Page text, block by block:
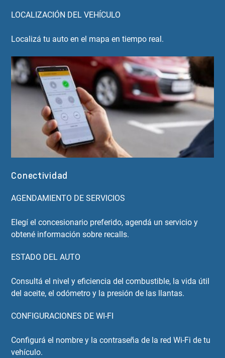
LOCALIZACIÓN DEL VEHÍCULO
Localizá tu auto en el mapa en tiempo real.
Conectividad
AGENDAMIENTO DE SERVICIOS
Elegí el concesionario preferido, agendá un servicio y
obtené información sobre recalls.
ESTADO DEL AUTO
Consultá el nivel y eficiencia del combustible, la vida útil
del aceite, el odómetro y la presión de las llantas.
CONFIGURACIONES DE WI-FI
Configurá el nombre y la contraseña de la red Wi-Fi de tu
vehículo.